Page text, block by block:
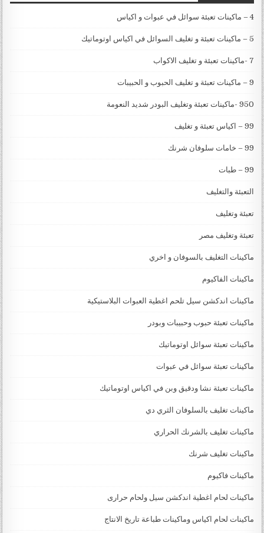
4 – ماكينات تعبئة سوائل في عبوات و اكياس
5 – ماكينات تعبئة و تغليف السوائل في اكياس اوتوماتيك
7 -ماكينات تعبئة و تغليف الاكواب
9 – ماكينات تعبئة و تغليف الحبوب و الحبيبات
950 -ماكينات تعبئة وتغليف البودر شديد النعومة
99 – اكياس تعبئة و تغليف
99 – خامات سلوفان شرنك
99 – طبات
التعبئة والتغليف
تعبئة وتغليف
تعبئة وتغليف مصر
ماكينات التغليف بالسوفان و اخري
ماكينات الفاكيوم
ماكينات اندكشن سيل تلحم اغطية العبوات البلاستيكية
ماكينات تعبئة حبوب وحبيبات وبودر
ماكينات تعبئة سوائل اوتوماتيك
ماكينات تعبئة سوائل في عبوات
ماكينات تعبئة نشا ودقيق وبن في اكياس اوتوماتيك
ماكينات تغليف بالسلوفان الثري دي
ماكينات تغليف بالشرنك الحراري
ماكينات تغليف شرنك
ماكينات فاكيوم
ماكينات لحام اغطية اندكشن سيل ولحام حرارى
ماكينات لحام اكياس وماكينات طباعة تاريخ الانتاج